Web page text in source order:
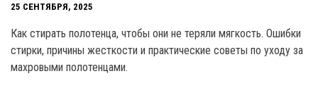
25 СЕНТЯБРЯ, 2025
Как стирать полотенца, чтобы они не теряли мягкость. Ошибки
стирки, причины жесткости и практические советы по уходу за
махровыми полотенцами.